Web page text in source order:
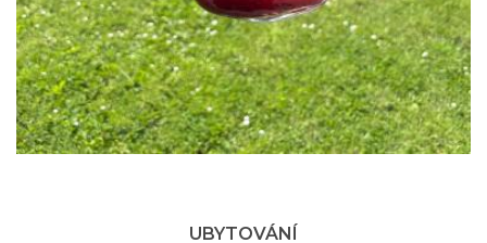
UBYTOVÁNÍ